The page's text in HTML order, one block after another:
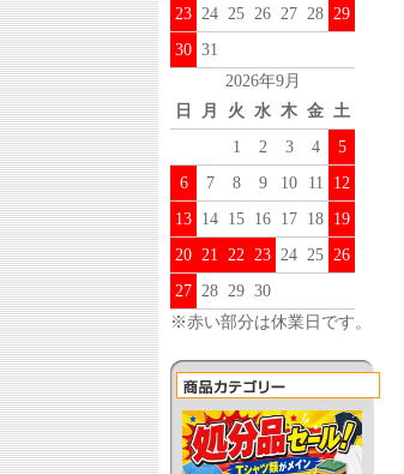
23 24 25 26 27 28 29
30 31
2026年9月
日
月 火 水 木 金 土
1
2 3 4
5
6
7 8 9 10 11
12
13 14 15 16 17 18 19
20 21 22 23 24 25 26
27 28 29 30
※赤い部分は休業日です。